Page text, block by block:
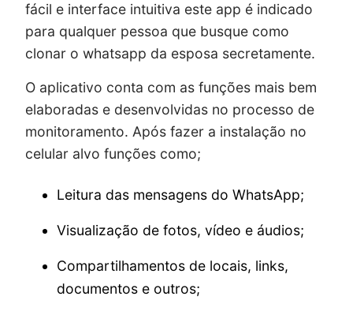
fácil e interface intuitiva este app é indicado
para qualquer pessoa que busque como
clonar o whatsapp da esposa secretamente.
O aplicativo conta com as funções mais bem
elaboradas e desenvolvidas no processo de
monitoramento. Após fazer a instalação no
celular alvo funções como;
Leitura das mensagens do WhatsApp;
Visualização de fotos, vídeo e áudios;
Compartilhamentos de locais, links,
documentos e outros;